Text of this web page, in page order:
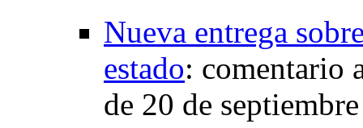
Nueva entrega
estado: comentario
de 20 de